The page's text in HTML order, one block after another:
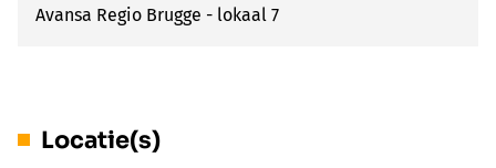
Avansa Regio Brugge - lokaal 7
Locatie(s)